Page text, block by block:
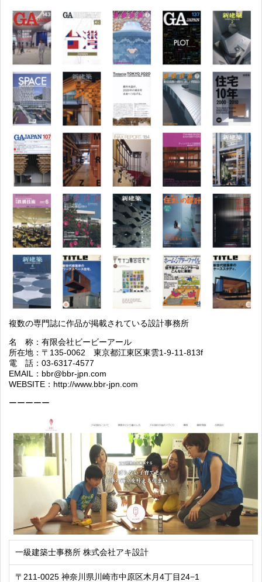
複数の専門誌に作品が掲載されている設計事務所
名 称：有限会社ビービーアール
所在地：〒135-0062 東京都江東区東雲1-9-11-813f
電 話： 03-6317-4577
EMAIL：bbr@bbr-jpn.com
WEBSITE： http://www.bbr-jpn.com
ーーーーー
一級建築士事務所 株式会社アキ設計
〒211-0025 神奈川県川崎市中原区木月4丁目24−1